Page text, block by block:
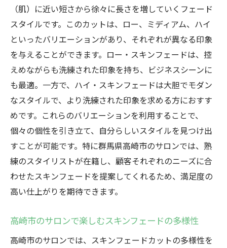
（肌）に近い短さから徐々に長さを増していくフェード
スタイルです。このカットは、ロー、ミディアム、ハイ
といったバリエーションがあり、それぞれが異なる印象
を与えることができます。ロー・スキンフェードは、控
えめながらも洗練された印象を持ち、ビジネスシーンに
も最適。一方で、ハイ・スキンフェードは大胆でモダン
なスタイルで、より洗練された印象を求める方におすす
めです。これらのバリエーションを利用することで、
個々の個性を引き立て、自分らしいスタイルを見つけ出
すことが可能です。特に群馬県高崎市のサロンでは、熟
練のスタイリストが在籍し、顧客それぞれのニーズに合
わせたスキンフェードを提案してくれるため、満足度の
高い仕上がりを期待できます。
高崎市のサロンで楽しむスキンフェードの多様性
高崎市のサロンでは、スキンフェードカットの多様性を